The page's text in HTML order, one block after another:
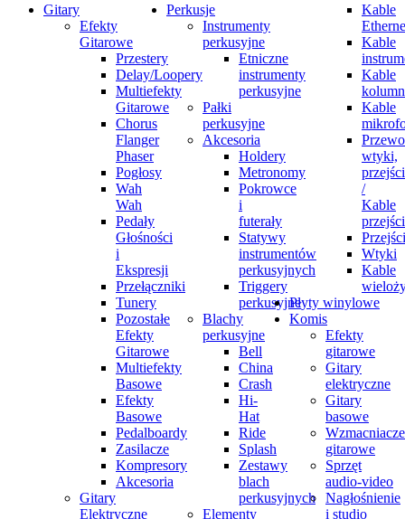
Gitary
Efekty
Gitarowe
Przestery
Delay/Loopery
Multiefekty
Gitarowe
Chorus
Flanger
Phaser
Pogłosy
Wah
Wah
Pedały
Głośności
i
Ekspresji
Przełączniki
Tunery
Pozostałe
Efekty
Gitarowe
Multiefekty
Basowe
Efekty
Basowe
Pedalboardy
Zasilacze
Kompresory
Akcesoria
Gitary
Elektryczne
Perkusje
Instrumenty
perkusyjne
Etniczne
instrumenty
perkusyjne
Pałki
perkusyjne
Akcesoria
Holdery
Metronomy
Pokrowce
i
futerały
Statywy
instrumentów
perkusyjnych
Triggery
perkusyjne
Blachy
perkusyjne
Bell
China
Crash
Hi-
Hat
Ride
Splash
Zestawy
blach
perkusyjnych
Elementy
Kable
Kable
Kable
Kable
wtyki,
/
Kable
Wtyki
Kable
Płyty winylowe
Komis
Efekty
gitarowe
Gitary
elektryczne
Gitary
basowe
Wzmacniacze
gitarowe
Sprzęt
audio-video
Nagłośnienie
i studio